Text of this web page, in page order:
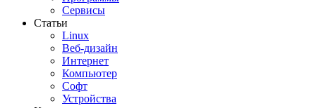
Сервисы
Статьи
Linux
Веб-дизайн
Интернет
Компьютер
Софт
Устройства